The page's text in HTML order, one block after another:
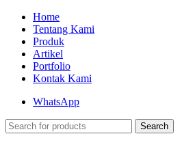
Home
Tentang Kami
Produk
Artikel
Portfolio
Kontak Kami
WhatsApp
Search